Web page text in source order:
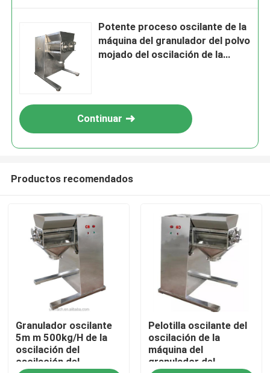
Productos
Sobre nosotros
Potente proceso oscilante de la
máquina del granulador del polvo
mojado del oscilación de la
Continuar
Productos recomendados
Granulador oscilante
5m m 500kg/H de la
oscilación del
oscilación del
Pelotilla oscilante del
oscilación de la
máquina del
granulador del